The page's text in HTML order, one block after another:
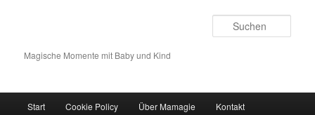
Magische Momente mit Baby und Kind
Zum Inhalt wechseln
Zum sekundären Inhalt wechseln
Start Cookie Policy Über Mamagie Kontakt